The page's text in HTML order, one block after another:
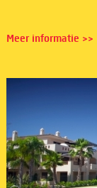
Meer informatie >>